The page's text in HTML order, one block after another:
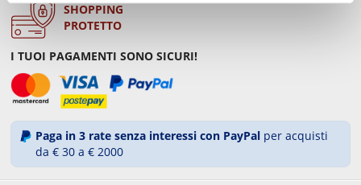
SHOPPING
PROTETTO
I TUOI PAGAMENTI SONO SICURI!
Paga in 3 rate senza interessi con PayPal per acquisti
da € 30 a € 2000